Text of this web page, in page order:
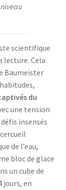
scientifique
lecture. Cela
Baumeister
du
une tension
insensés
de l’eau,
bloc de glace
un cube de
jours, en